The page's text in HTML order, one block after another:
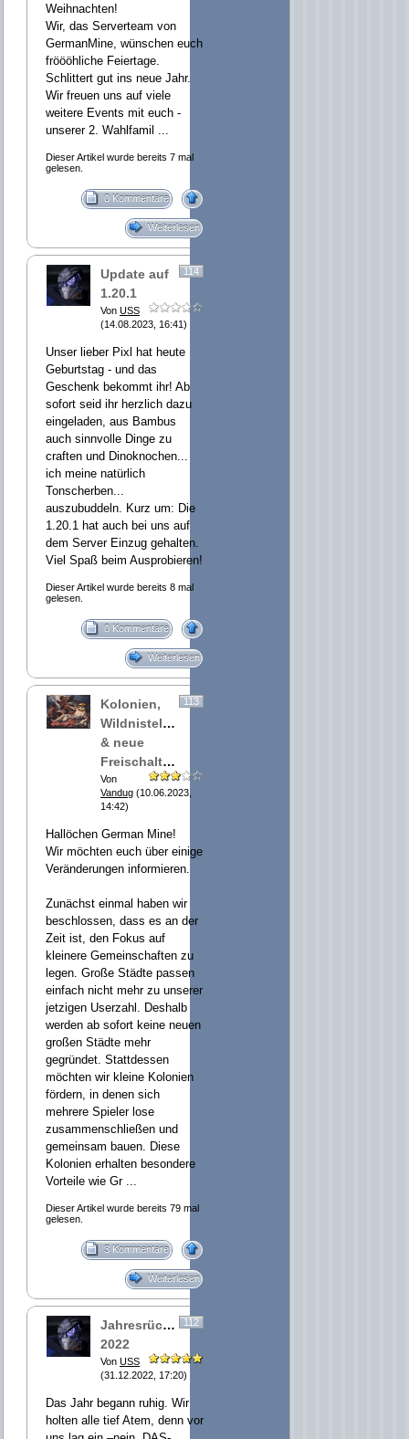
Weihnachten!
Wir, das Serverteam von
GermanMine, wünschen euch
fröööhliche Feiertage.
Schlittert gut ins neue Jahr.
Wir freuen uns auf viele
weitere Events mit euch -
unserer 2. Wahlfamil ...
Dieser Artikel wurde bereits 7 mal
gelesen.
0 Kommentare
Weiterlesen
114
Update auf
1.20.1
Von USS
(14.08.2023, 16:41)
Unser lieber Pixl hat heute
Geburtstag - und das
Geschenk bekommt ihr! Ab
sofort seid ihr herzlich dazu
eingeladen, aus Bambus
auch sinnvolle Dinge zu
craften und Dinoknochen...
ich meine natürlich
Tonscherben...
auszubuddeln. Kurz um: Die
1.20.1 hat auch bei uns auf
dem Server Einzug gehalten.
Viel Spaß beim Ausprobieren!
Dieser Artikel wurde bereits 8 mal
gelesen.
0 Kommentare
Weiterlesen
113
Kolonien,
Wildnisteleports
& neue
Freischaltung
Von
Vandug (10.06.2023,
14:42)
Hallöchen German Mine!
Wir möchten euch über einige
Veränderungen informieren.
Zunächst einmal haben wir
beschlossen, dass es an der
Zeit ist, den Fokus auf
kleinere Gemeinschaften zu
legen. Große Städte passen
einfach nicht mehr zu unserer
jetzigen Userzahl. Deshalb
werden ab sofort keine neuen
großen Städte mehr
gegründet. Stattdessen
möchten wir kleine Kolonien
fördern, in denen sich
mehrere Spieler lose
zusammenschließen und
gemeinsam bauen. Diese
Kolonien erhalten besondere
Vorteile wie Gr ...
Dieser Artikel wurde bereits 79 mal
gelesen.
3 Kommentare
Weiterlesen
112
Jahresrückblick
2022
Von USS
(31.12.2022, 17:20)
Das Jahr begann ruhig. Wir
holten alle tief Atem, denn vor